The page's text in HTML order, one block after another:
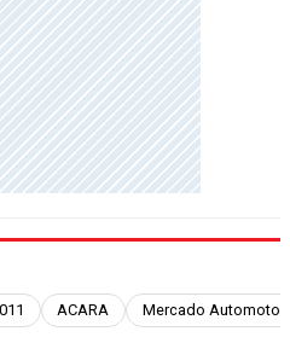
ACARA Mercado Automotor